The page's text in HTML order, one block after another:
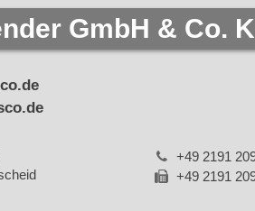
GmbH & Co.
+49 2191
+49 2191